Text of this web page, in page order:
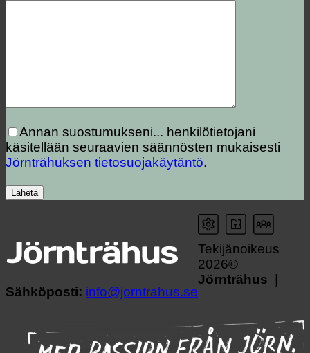
Annan suostumukseni... henkilötietojani
käsitellään seuraavien säännösten mukaisesti
Jörnträhuksen tietosuojakäytäntö.
Sähköposti: info@jorntrahus.se
Tekijänoikeus
2026©
Jörnträhus